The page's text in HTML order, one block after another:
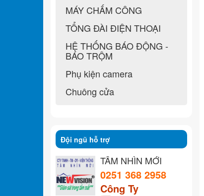
MÁY CHẤM CÔNG
TỔNG ĐÀI ĐIỆN THOẠI
HỆ THỐNG BÁO ĐỘNG -
BÁO TRỘM
Phụ kiện camera
Chuông cửa
Đội ngũ hỗ trợ
TẦM NHÌN MỚI
0251 368 2958
Công Ty